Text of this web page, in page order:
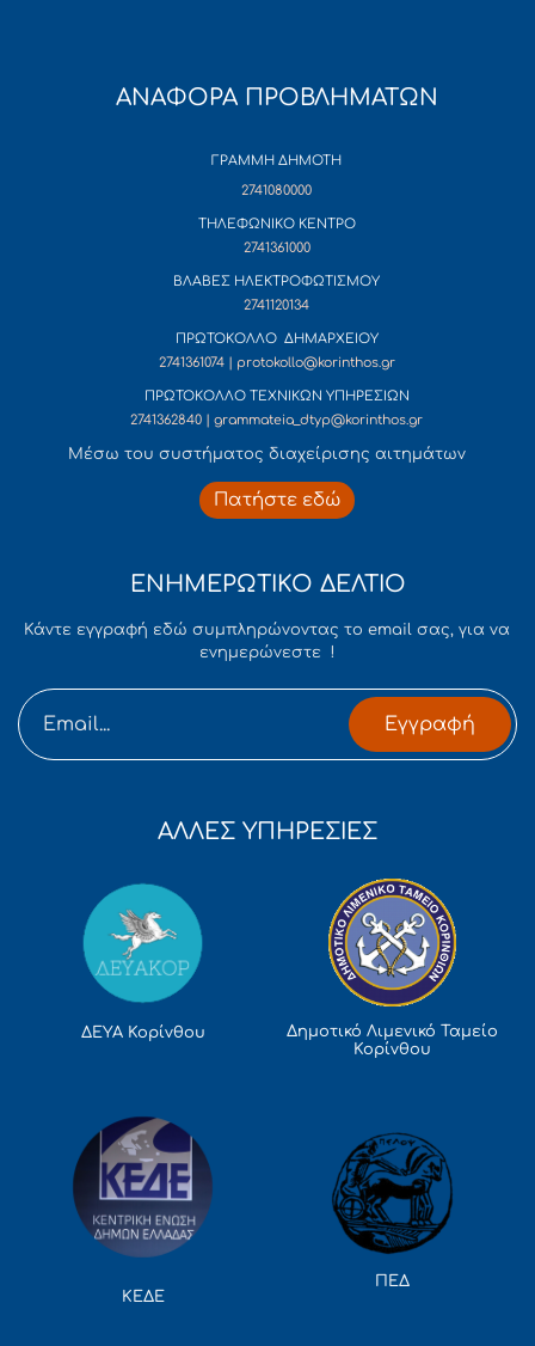
ΑΝΑΦΟΡΑ ΠΡΟΒΛΗΜΑΤΩΝ
ΓΡΑΜΜΗ ΔΗΜΟΤΗ
2741080000
ΤΗΛΕΦΩΝΙΚΟ ΚΕΝΤΡΟ
2741361000
ΒΛΑΒΕΣ ΗΛΕΚΤΡΟΦΩΤΙΣΜΟΥ
2741120134
ΠΡΩΤΟΚΟΛΛΟ ΔΗΜΑΡΧΕΙΟΥ
2741361074 | protokollo@korinthos.gr
ΠΡΩΤΟΚΟΛΛΟ ΤΕΧΝΙΚΩΝ ΥΠΗΡΕΣΙΩΝ
2741362840 | grammateia_dtyp@korinthos.gr
Mέσω του συστήματος διαχείρισης αιτημάτων
Πατήστε εδώ
ΕΝΗΜΕΡΩΤΙΚΟ ΔΕΛΤΙΟ
Κάντε εγγραφή εδώ συμπληρώνοντας το email σας, για να
ενημερώνεστε !
Εγγραφή
ΑΛΛΕΣ ΥΠΗΡΕΣΙΕΣ
ΔΕΥΑ Κορίνθου
Δημοτικό Λιμενικό Ταμείο
Κορίνθου
ΚΕΔΕ
ΠΕΔ